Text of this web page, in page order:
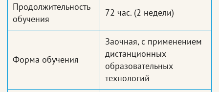
Продолжительность
обучения
72 час. (2 недели)
Форма обучения
Заочная, с применением
дистанционных
образовательных
технологий